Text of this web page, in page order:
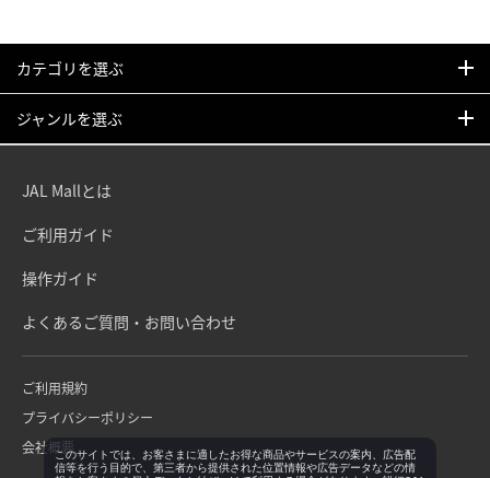
カテゴリを選ぶ
ジャンルを選ぶ
JAL Mallとは
ご利用ガイド
操作ガイド
よくあるご質問・お問い合わせ
ご利用規約
プライバシーポリシー
会社概要このサイトでは、お客さまに適したお得な商品やサービスの案内、広告配
信等を行う目的で、第三者から提供された位置情報や広告データなどの情